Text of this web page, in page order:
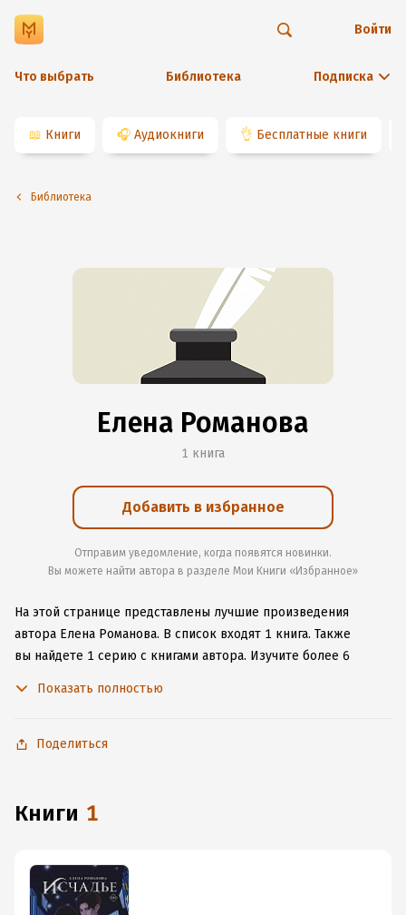
Что выбрать Библиотека Подписка
Войти
📖 Книги 🎧 Аудиокниги 👌 Бесплатные книги
Библиотека
Елена Романова
1 книга
Добавить в избранное
Отправим уведомление, когда появятся новинки.
Вы можете найти автора в разделе Мои Книги «Избранное»
На этой странице представлены лучшие произведения
автора Елена Романова. В список входят 1 книга. Также
вы найдете 1 серию с книгами автора. Изучите более 6
не расставаться с любимыми произведениями даже без
Показать полностью
Поделиться
книги 1